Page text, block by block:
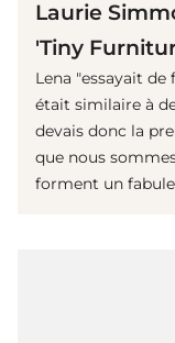
Laurie
'Tiny
Lena "essayait
était similaire à
devais donc la
que nous
forment un